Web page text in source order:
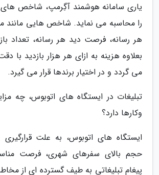
یاری سامانه هوشمند آگِرمپ، شاخص های
را محاسبه می نماید. شاخص هایی مانند
هر رسانه، فرصت دید هر رسانه، تعداد
بعلاوه هزینه به ازای هر هزار بازدید با
می گردد و در اختیار برندها قرار می گیرد.
تبلیغات در ایستگاه های اتوبوس، چه
وکارها دارد؟
ایستگاه های اتوبوس، به علت
حجم بالای سفرهای شهری، فرصت
پیغام تبلیغاتی به طیف گسترده ای از